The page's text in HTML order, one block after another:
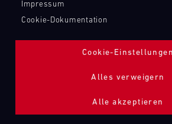
Impressum
Cookie-Dokumentation
Cookie-Einstellungen
Alles verweigern
Alle akzeptieren